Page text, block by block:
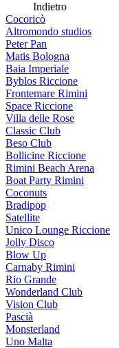
Indietro
Cocoricò
Altromondo studios
Peter Pan
Matis Bologna
Baia Imperiale
Byblos Riccione
Frontemare Rimini
Space Riccione
Villa delle Rose
Classic Club
Beso Club
Bollicine Riccione
Rimini Beach Arena
Boat Party Rimini
Coconuts
Bradipop
Satellite
Unico Lounge Riccione
Jolly Disco
Blow Up
Carnaby Rimini
Rio Grande
Wonderland Club
Vision Club
Pascià
Monsterland
Uno Malta